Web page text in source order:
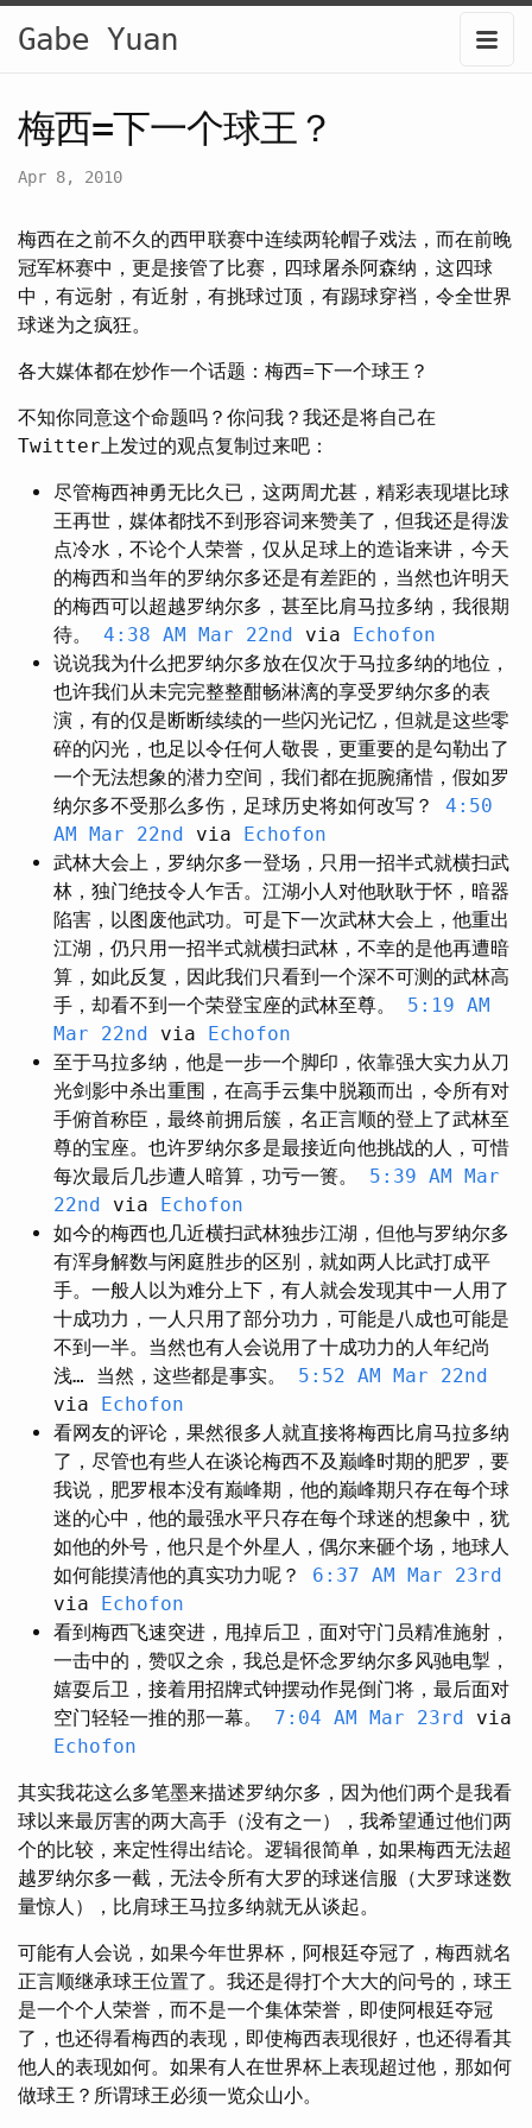
Gabe Yuan
梅西=下一个球王？
Apr 8, 2010
梅西在之前不久的西甲联赛中连续两轮帽子戏法，而在前晚
冠军杯赛中，更是接管了比赛，四球屠杀阿森纳，这四球
中，有远射，有近射，有挑球过顶，有踢球穿裆，令全世界
球迷为之疯狂。
各大媒体都在炒作一个话题：梅西=下一个球王？
不知你同意这个命题吗？你问我？我还是将自己在
Twitter上发过的观点复制过来吧：
尽管梅西神勇无比久已，这两周尤甚，精彩表现堪比球
王再世，媒体都找不到形容词来赞美了，但我还是得泼
点冷水，不论个人荣誉，仅从足球上的造诣来讲，今天
的梅西和当年的罗纳尔多还是有差距的，当然也许明天
的梅西可以超越罗纳尔多，甚至比肩马拉多纳，我很期
待。 4:38 AM Mar 22nd via Echofon
说说我为什么把罗纳尔多放在仅次于马拉多纳的地位，
也许我们从未完完整整酣畅淋漓的享受罗纳尔多的表
演，有的仅是断断续续的一些闪光记忆，但就是这些零
碎的闪光，也足以令任何人敬畏，更重要的是勾勒出了
一个无法想象的潜力空间，我们都在扼腕痛惜，假如罗
纳尔多不受那么多伤，足球历史将如何改写？ 4:50
AM Mar 22nd via Echofon
武林大会上，罗纳尔多一登场，只用一招半式就横扫武
林，独门绝技令人乍舌。江湖小人对他耿耿于怀，暗器
陷害，以图废他武功。可是下一次武林大会上，他重出
江湖，仍只用一招半式就横扫武林，不幸的是他再遭暗
算，如此反复，因此我们只看到一个深不可测的武林高
手，却看不到一个荣登宝座的武林至尊。 5:19 AM
Mar 22nd via Echofon
至于马拉多纳，他是一步一个脚印，依靠强大实力从刀
光剑影中杀出重围，在高手云集中脱颖而出，令所有对
手俯首称臣，最终前拥后簇，名正言顺的登上了武林至
尊的宝座。也许罗纳尔多是最接近向他挑战的人，可惜
每次最后几步遭人暗算，功亏一篑。 5:39 AM Mar
22nd via Echofon
如今的梅西也几近横扫武林独步江湖，但他与罗纳尔多
有浑身解数与闲庭胜步的区别，就如两人比武打成平
手。一般人以为难分上下，有人就会发现其中一人用了
十成功力，一人只用了部分功力，可能是八成也可能是
不到一半。当然也有人会说用了十成功力的人年纪尚
浅… 当然，这些都是事实。 5:52 AM Mar 22nd
via Echofon
看网友的评论，果然很多人就直接将梅西比肩马拉多纳
了，尽管也有些人在谈论梅西不及巅峰时期的肥罗，要
我说，肥罗根本没有巅峰期，他的巅峰期只存在每个球
迷的心中，他的最强水平只存在每个球迷的想象中，犹
如他的外号，他只是个外星人，偶尔来砸个场，地球人
如何能摸清他的真实功力呢？ 6:37 AM Mar 23rd
via Echofon
看到梅西飞速突进，甩掉后卫，面对守门员精准施射，
一击中的，赞叹之余，我总是怀念罗纳尔多风驰电掣，
嬉耍后卫，接着用招牌式钟摆动作晃倒门将，最后面对
空门轻轻一推的那一幕。 7:04 AM Mar 23rd via
Echofon
其实我花这么多笔墨来描述罗纳尔多，因为他们两个是我看
球以来最厉害的两大高手（没有之一），我希望通过他们两
个的比较，来定性得出结论。逻辑很简单，如果梅西无法超
越罗纳尔多一截，无法令所有大罗的球迷信服（大罗球迷数
量惊人），比肩球王马拉多纳就无从谈起。
可能有人会说，如果今年世界杯，阿根廷夺冠了，梅西就名
正言顺继承球王位置了。我还是得打个大大的问号的，球王
是一个个人荣誉，而不是一个集体荣誉，即使阿根廷夺冠
了，也还得看梅西的表现，即使梅西表现很好，也还得看其
他人的表现如何。如果有人在世界杯上表现超过他，那如何
做球王？所谓球王必须一览众山小。